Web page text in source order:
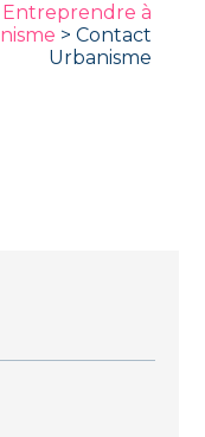
Entreprendre à
>Contact
Urbanisme